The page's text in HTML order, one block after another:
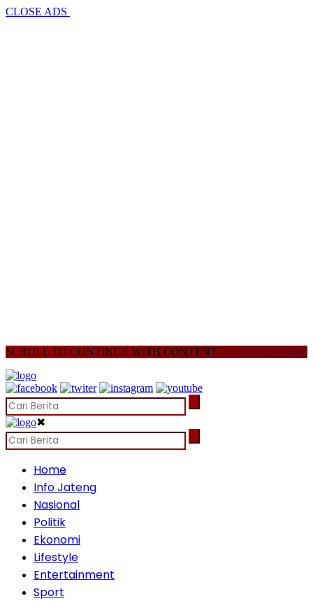
CLOSE ADS
SCROLL TO CONTINUE WITH CONTENT
✖
Home
Info Jateng
Nasional
Politik
Ekonomi
Lifestyle
Entertainment
Sport